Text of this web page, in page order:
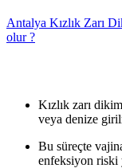
Antalya Kızlık Zarı
olur ?
Kızlık zarı
veya denize
Bu süreçte
enfeksiyon riski